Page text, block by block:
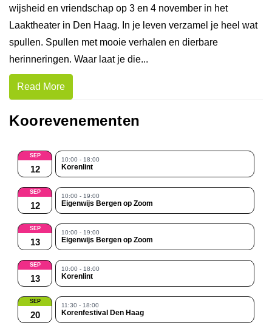
wijsheid en vriendschap op 3 en 4 november in het
Laaktheater in Den Haag. In je leven verzamel je heel wat
spullen. Spullen met mooie verhalen en dierbare
herinneringen. Waar laat je die...
Read More
Koorevenementen
SEP
12
10:00 - 18:00
Korenlint
SEP
12
10:00 - 19:00
Eigenwijs Bergen op Zoom
SEP
13
10:00 - 19:00
Eigenwijs Bergen op Zoom
SEP
13
10:00 - 18:00
Korenlint
SEP
20
11:30 - 18:00
Korenfestival Den Haag